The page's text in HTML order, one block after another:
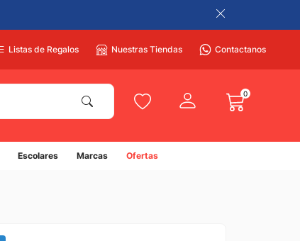
Listas de Regalos Nuestras Tiendas Contactanos
0
Escolares Marcas Ofertas